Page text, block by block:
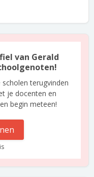
van Gerald
scholen terugvinden
je docenten en
begin meteen!